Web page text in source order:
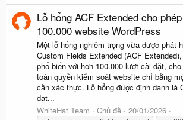
Lỗ hổng ACF Extended cho
100.000 website WordPress
Một lỗ hổng nghiêm trọng vừa được phát
Custom Fields Extended (ACF
phổ biến với hơn 100.000 lượt cài đặt,
toàn quyền kiểm soát website chỉ bằng
cần xác thực. Lỗ hổng được định danh là
đạt...
WhiteHat Team
Chủ đề 20/01/2026